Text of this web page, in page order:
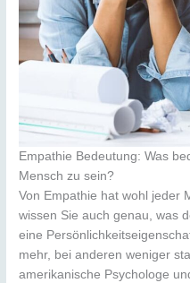
Empathie Bedeutung: Was
Mensch zu sein?
Von Empathie hat wohl jeder
wissen Sie auch genau, was
eine
mehr, bei anderen weniger
amerikanische Psychologe